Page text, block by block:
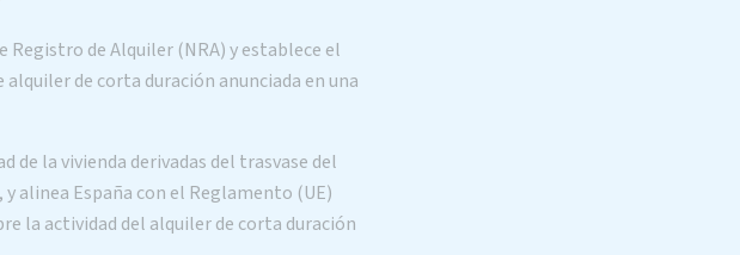
Registro de Alquiler (NRA) y establece el
de corta duración anunciada en una
de la vivienda derivadas del trasvase del
alinea España con el Reglamento (UE)
la actividad del alquiler de corta duración